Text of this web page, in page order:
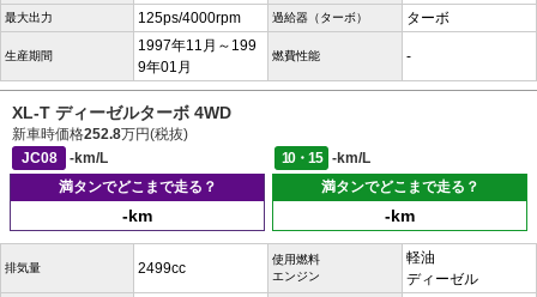
最大出力 125ps/4000rpm 過給器（ターボ） ターボ
生産期間
1997年11月～199
9年01月
燃費性能 -
XL-T ディーゼルターボ 4WD
新車時価格252.8万円(税抜)
JC08
-km/L 10・15
-km/L
満タンでどこまで走る？
-km
満タンでどこまで走る？
-km
排気量 2499cc
使用燃料
エンジン
軽油
ディーゼル